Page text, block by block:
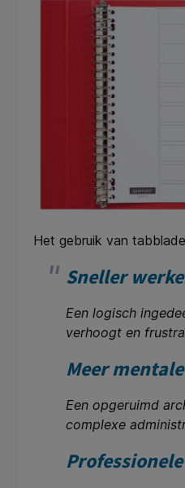
Het gebruik van
Sneller
Een logisch
verhoogt en
Meer
Een opgeruimd
complexe